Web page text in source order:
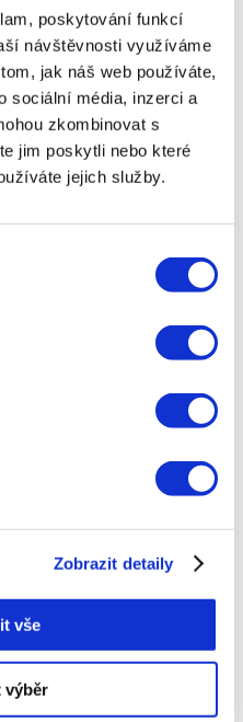
poskytování funkcí
návštěvnosti využíváme
jak náš web používáte,
sociální média, inzerci a
zkombinovat s
jim poskytli nebo které
jejich služby.
Zobrazit detaily
vše
výběr
probíhá velmi
o půjčky
plán na splácení. To
lidé půjčují další
úvěru, což může
Je důležité
a zajistit si, že
splatíte.
nebankovních
se mohou výrazně
je klíčovým faktorem
smlouvy je
dodržuje veškeré
cenné
s daným
vyhnout se
lidi v Solusu mohou
pro ty, kteří